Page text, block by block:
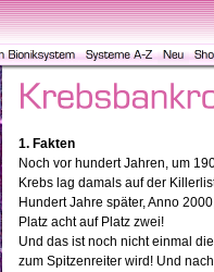
1. Fakten
Noch vor hundert Jahren, um
Krebs lag damals auf der
Hundert Jahre später, Anno
Platz acht auf Platz zwei!
Und das ist noch nicht einmal
zum Spitzenreiter wird! Und